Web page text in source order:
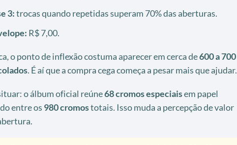
3:trocas quando repetidas superam 70% das aberturas.
R$ 7,00.
o ponto de inflexão costuma aparecer em cerca de600 a 700
. É aí que a compra cega começa a pesar mais que ajudar.
o álbum oficial reúne68 cromos especiaisem papel
entre os 980 cromostotais. Isso muda a percepção de valor